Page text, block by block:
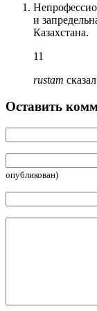
и
Казахстана.
11
rustam сказал
Оставить
опубликован)